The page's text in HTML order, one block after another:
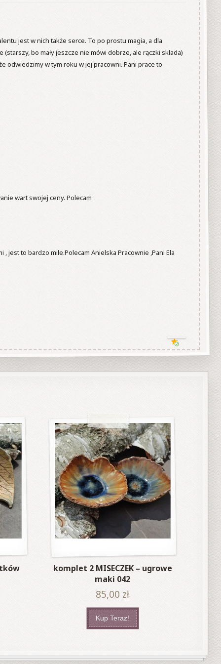
jest w nich także serce. To po prostu magia, a dla
bo mały jeszcze nie mówi dobrze, ale rączki składa)
odwiedzimy w tym roku w jej pracowni. Pani prace to
wart swojej ceny. Polecam
, jest to bardzo miłe.Polecam Anielska Pracownie ,Pani Ela
komplet 2 MISECZEK – ugrowe
maki 042
85,00 zł
Kup Teraz!